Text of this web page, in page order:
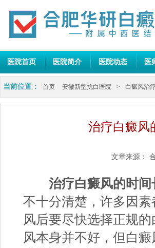
医院首页 医院简介 医院动态 医
当前位置： 首页 安徽新型抗白医院 > 白癜风治疗
治疗白癜风
文章来源：
治疗白癜风的时
不十分清楚，许多因
风后要尽快选择正规
风本身并不好，但白